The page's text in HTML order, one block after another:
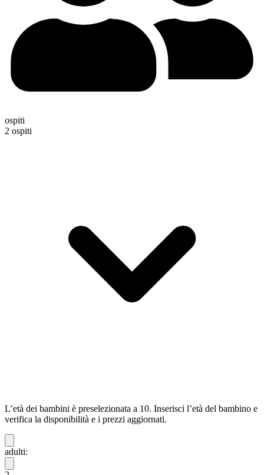
ospiti
2 ospiti
L’età dei bambini è preselezionata a 10. Inserisci l’età del bambino e
verifica la disponibilità e i prezzi aggiornati.
adulti: